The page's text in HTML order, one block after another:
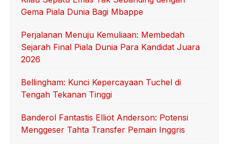
Gema Piala Dunia Bagi Mbappe
Perjalanan Menuju Kemuliaan: Membedah
Sejarah Final Piala Dunia Para Kandidat Juara
2026
Bellingham: Kunci Kepercayaan Tuchel di
Tengah Tekanan Tinggi
Banderol Fantastis Elliot Anderson: Potensi
Menggeser Tahta Transfer Pemain Inggris